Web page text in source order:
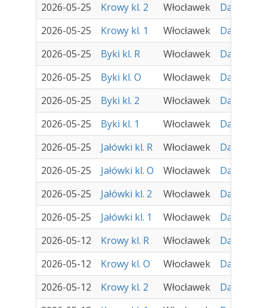
2026-05-25
Krowy kl. 2 Włocławek
Damir -
2026-05-25
Krowy kl. 1 Włocławek
Damir -
2026-05-25
Byki kl. R Włocławek
Damir -
2026-05-25
Byki kl. O Włocławek
Damir -
2026-05-25
Byki kl. 2 Włocławek
Damir -
2026-05-25
Byki kl. 1 Włocławek
Damir -
2026-05-25
Jałówki kl. R Włocławek
Damir -
2026-05-25
Jałówki kl. O Włocławek
Damir -
2026-05-25
Jałówki kl. 2 Włocławek
Damir -
2026-05-25
Jałówki kl. 1 Włocławek
Damir -
2026-05-12
Krowy kl. R Włocławek
Damir -
2026-05-12
Krowy kl. O Włocławek
Damir -
2026-05-12
Krowy kl. 2 Włocławek
Damir -